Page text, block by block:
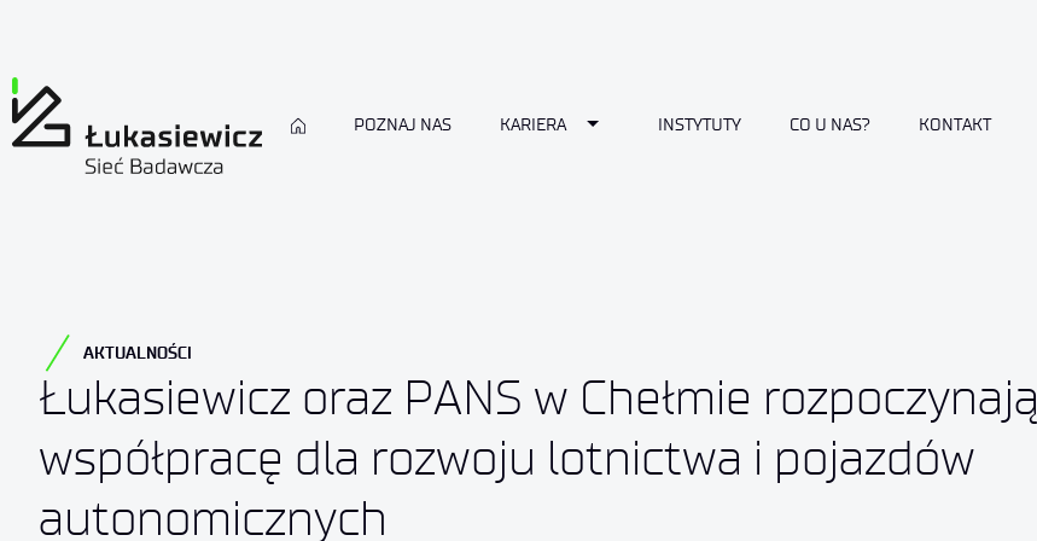
POZNAJ NAS KARIERA Toggle Dropdown
INSTYTUTY CO U NAS? KONTAKT
AKTUALNOŚCI
Łukasiewicz oraz PANS w Chełmie rozpoczynają
współpracę dla rozwoju lotnictwa i pojazdów
autonomicznych